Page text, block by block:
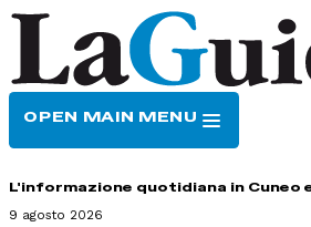
OPEN MAIN MENU
L'informazione quotidiana in Cuneo
9 agosto 2026